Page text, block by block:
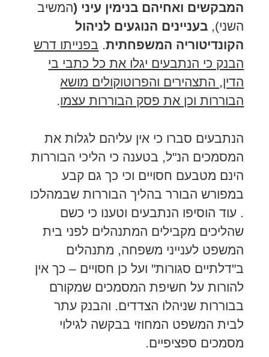
המבקשים ואחיהם בנימין עיני (המשיב
השני), בעניינים הנוגעים לניהול
הקונדיטוריה המשפחתית. בפנייתו דרש
הבנק כי הנתבעים יגלו את כל כתבי בי
הדין, התצהירים והפרוטוקולים מושא
הבוררות וכן את פסק הבוררות עצמו.
הנתבעים סברו כי אין עליהם לגלות את
המסמכים הנ"ל, בטענה כי הליכי הבוררות
הינם מטבעם חסויים וכי כך גם קבע
במפורש הבורר בהליך הבוררות שבמהלכו
. עוד הוסיפו הנתבעים וטענו כי כשם
שהליכים מקבילים המתנהלים לפני בית
המשפט לענייני משפחה, מתנהלים
ב"דלתיים סגורות" ועל כן חסויים – כך אין
להורות על חשיפת המסמכים שמקורם
בבוררות שניהלו הצדדים. והבנק עתר
לבית המשפט המחוזי בבקשה לגילוי
מסמכים ספציפיים.